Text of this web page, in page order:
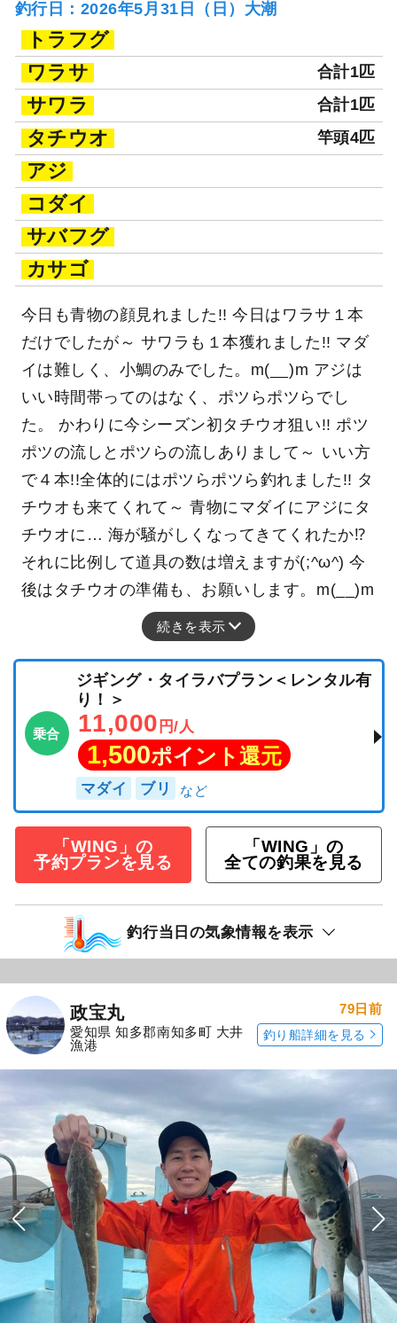
釣行日：2026年5月31日（日）大潮
トラフグ
ワラサ
合計1匹
サワラ 合計1匹
タチウオ 竿頭4匹
アジ
コダイ
サバフグ
カサゴ
今日も青物の顔見れました!! 今日はワラサ１本
だけでしたが～ サワラも１本獲れました!! マダ
イは難しく、小鯛のみでした。m(__)m アジは
いい時間帯ってのはなく、ポツらポツらでし
た。 かわりに今シーズン初タチウオ狙い!! ポツ
ポツの流しとポツらの流しありまして～ いい方
で４本!!全体的にはポツらポツら釣れました!! タ
チウオも来てくれて～ 青物にマダイにアジにタ
チウオに… 海が騒がしくなってきてくれたか⁉
それに比例して道具の数は増えますが(;^ω^) 今
後はタチウオの準備も、お願いします。m(__)m
続きを表示
乗合
ジギング・タイラバプラン＜レンタル有
り！＞
11,000 円/人
1,500ポイント還元
マダイ ブリ
「WING」の
予約プランを見る
「WING」の
全ての釣果を見る
釣行当日の気象情報を表示
政宝丸
愛知県 知多郡南知多町 大井
漁港
79日前
釣り船詳細を見る